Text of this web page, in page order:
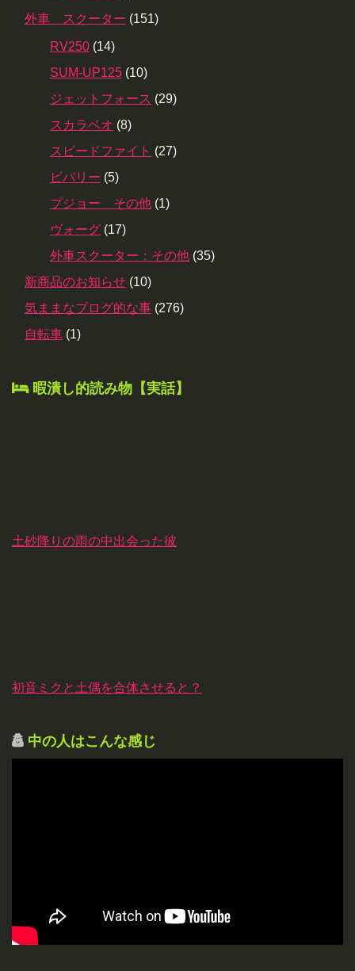
外車 スクーター (151)
RV250 (14)
SUM-UP125 (10)
ジェットフォース (29)
スカラベオ (8)
スピードファイト (27)
ビバリー (5)
プジョー その他 (1)
ヴォーグ (17)
外車スクーター：その他 (35)
新商品のお知らせ (10)
気ままなブログ的な事 (276)
自転車 (1)
暇潰し的読み物【実話】
土砂降りの雨の中出会った彼
初音ミクと土偶を合体させると？
中の人はこんな感じ